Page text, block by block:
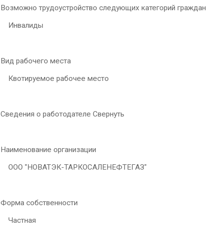
Возможно трудоустройство следующих категорий граждан
Инвалиды
Вид рабочего места
Квотируемое рабочее место
Сведения о работодателе Свернуть
Наименование организации
ООО "НОВАТЭК-ТАРКОСАЛЕНЕФТЕГАЗ"
Форма собственности
Частная